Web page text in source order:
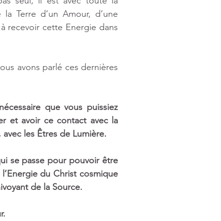
Terre d’un Amour, d’une
recevoir cette Energie dans
avons parlé ces dernières
que vous puissiez
et avoir ce contact avec la
les Êtres de Lumière.
se passe pour pouvoir être
du Christ cosmique
de la Source.